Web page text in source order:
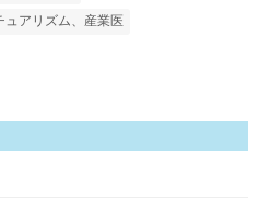
アリズム、産業医